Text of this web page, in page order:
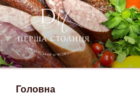
– ПЕРША
Створюємо смачні м'ясні продукти
Головна